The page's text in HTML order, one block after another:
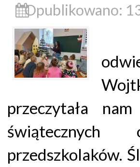
Opublikowano:
przeczytała
świątecznych
przedszkolaków.